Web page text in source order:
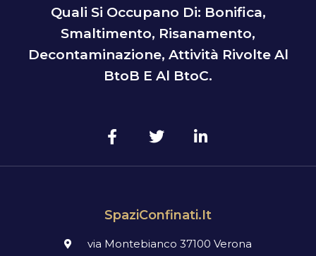
Quali Si Occupano Di: Bonifica,
Smaltimento, Risanamento,
Decontaminazione, Attività Rivolte Al
BtoB E Al BtoC.
SpaziConfinati.it
via Montebianco 37100 Verona